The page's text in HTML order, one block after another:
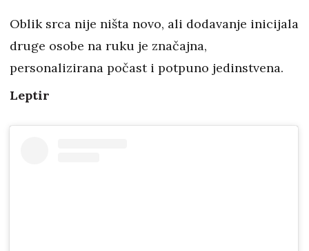
Oblik srca nije ništa novo, ali dodavanje inicijala
druge osobe na ruku je značajna,
personalizirana počast i potpuno jedinstvena.
Leptir